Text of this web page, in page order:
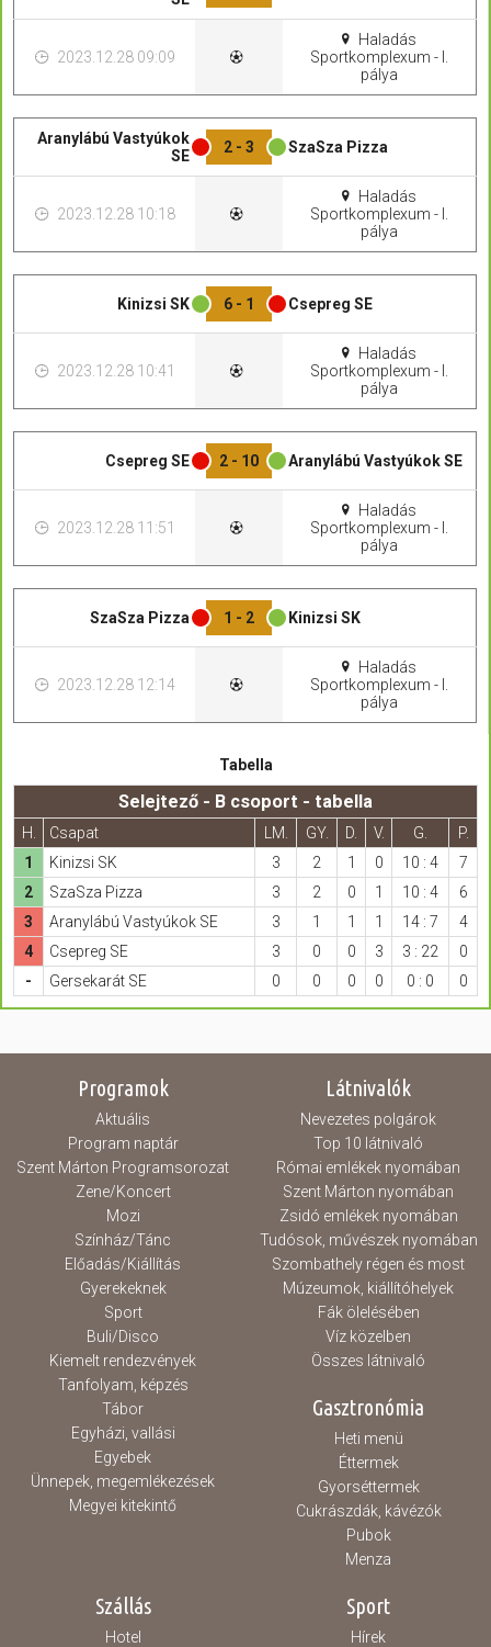
2023.12.28 09:09
Haladás
Sportkomplexum - I.
pálya
Aranylábú Vastyúkok
SE
2 - 3 SzaSza Pizza
2023.12.28 10:18
Haladás
Sportkomplexum - I.
pálya
Kinizsi SK 6 - 1 Csepreg SE
2023.12.28 10:41
Haladás
Sportkomplexum - I.
pálya
Csepreg SE 2 - 10 Aranylábú Vastyúkok SE
2023.12.28 11:51
Haladás
Sportkomplexum - I.
pálya
SzaSza Pizza 1 - 2 Kinizsi SK
2023.12.28 12:14
Haladás
Sportkomplexum - I.
pálya
Tabella
Selejtező - B csoport - tabella
H. Csapat LM. GY. D. V. G.
P.
1
Kinizsi SK 3 2 1 0 10 : 4
7
2
SzaSza Pizza 3 2 0 1 10 : 4
6
3
Aranylábú Vastyúkok SE 3 1 1 1 14 : 7
4
4
Csepreg SE 3 0 0 3 3 : 22
0
-
Gersekarát SE 0 0 0 0 0 : 0 0
Programok
Aktuális
Program naptár
Szent Márton Programsorozat
Zene/Koncert
Mozi
Színház/Tánc
Előadás/Kiállítás
Gyerekeknek
Sport
Buli/Disco
Kiemelt rendezvények
Tanfolyam, képzés
Tábor
Egyházi, vallási
Egyebek
Ünnepek, megemlékezések
Megyei kitekintő
Látnivalók
Nevezetes polgárok
Top 10 látnivaló
Római emlékek nyomában
Szent Márton nyomában
Zsidó emlékek nyomában
Tudósok, művészek nyomában
Szombathely régen és most
Múzeumok, kiállítóhelyek
Fák ölelésében
Víz közelben
Összes látnivaló
Gasztronómia
Heti menü
Éttermek
Gyorséttermek
Cukrászdák, kávézók
Pubok
Menza
Szállás
Hotel
Sport
Hírek